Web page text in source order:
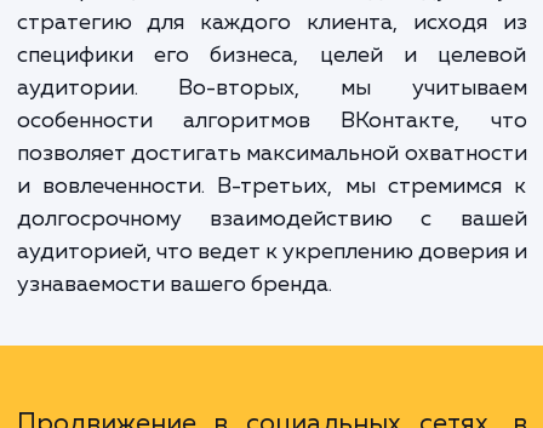
платформы.
Преимущества нашего
продвижению во Вконтакте
Во-первых, мы строим
стратегию для каждого клиента,
специфики его бизнеса, целей и
аудитории. Во-вторых, мы
позволяет достигать максимальной
долгосрочному взаимодействию с